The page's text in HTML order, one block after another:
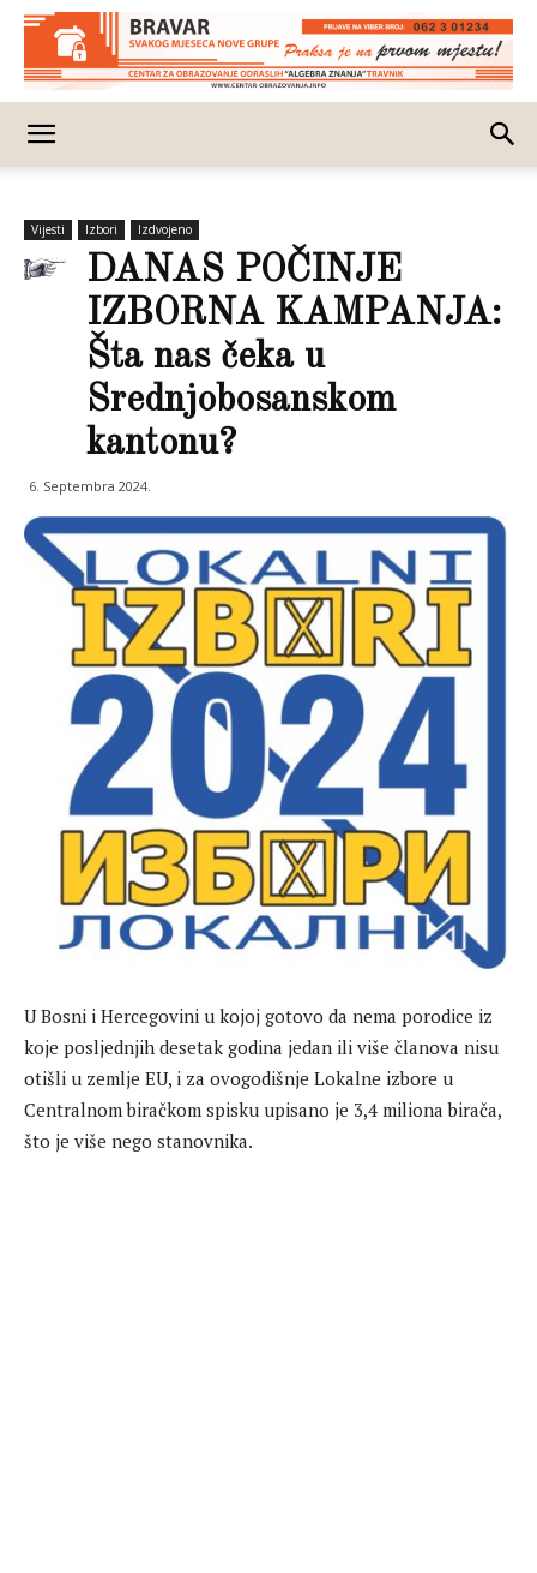
Vijesti Izbori Izdvojeno
DANAS POČINJE
IZBORNA KAMPANJA:
Šta nas čeka u
Srednjobosanskom
kantonu?
6. Septembra 2024.
U Bosni i Hercegovini u kojoj gotovo da nema porodice iz
koje posljednjih desetak godina jedan ili više članova nisu
otišli u zemlje EU, i za ovogodišnje Lokalne izbore u
Centralnom biračkom spisku upisano je 3,4 miliona birača,
što je više nego stanovnika.